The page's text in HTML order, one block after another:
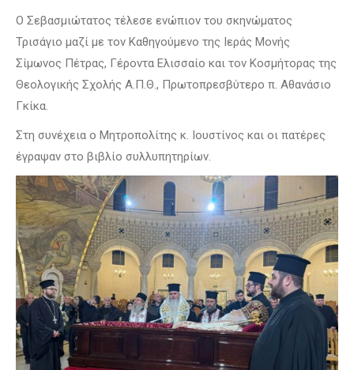
Ο Σεβασμιώτατος τέλεσε ενώπιον του σκηνώματος
Τρισάγιο μαζί με τον Καθηγούμενο της Ιεράς Μονής
Σίμωνος Πέτρας, Γέροντα Ελισσαίο και τον Κοσμήτορας της
Θεολογικής Σχολής Α.Π.Θ., Πρωτοπρεσβύτερο π. Αθανάσιο
Γκίκα.
Στη συνέχεια ο Μητροπολίτης κ. Ιουστίνος και οι πατέρες
έγραψαν στο βιβλίο συλλυπητηρίων.